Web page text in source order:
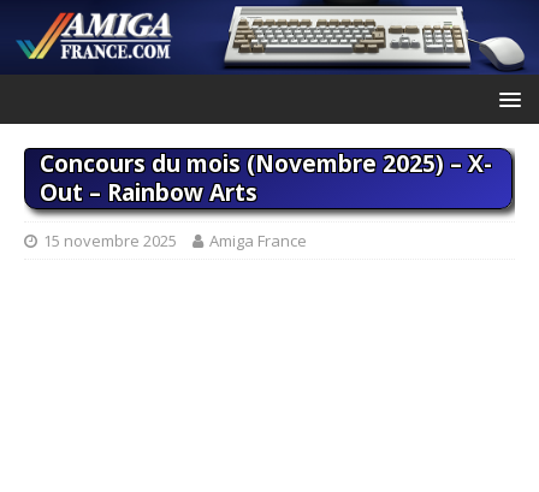
Concours du mois (Novembre 2025) – X-
Out – Rainbow Arts
15 novembre 2025 Amiga France